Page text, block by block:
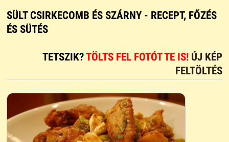
SÜLT CSIRKECOMB ÉS SZÁRNY - RECEPT, FŐZÉS
ÉS SÜTÉS
TETSZIK?TÖLTS FEL FOTÓT TE IS! ÚJ KÉP
FELTÖLTÉS